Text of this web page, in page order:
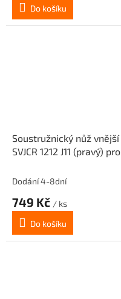
Do košíku
Soustružnický nůž vnější
SVJCR 1212 J11 (pravý) pro
Dodání 4-8dní
749 Kč / ks
Do košíku